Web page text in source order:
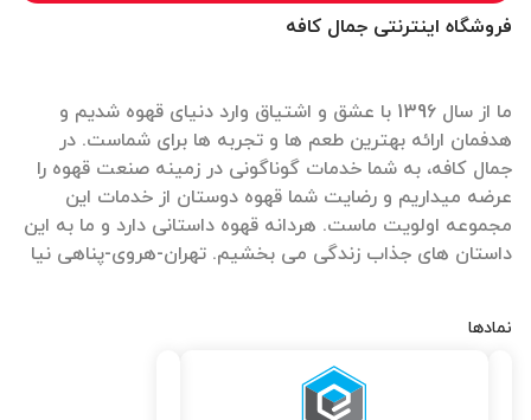
فروشگاه اینترنتی جمال کافه
ما از سال 1396 با عشق و اشتیاق وارد دنیای قهوه شدیم و
هدفمان ارائه بهترین طعم ها و تجربه ها برای شماست. در
جمال کافه، به شما خدمات گوناگونی در زمینه صنعت قهوه را
عرضه میداریم و رضایت شما قهوه دوستان از خدمات این
مجموعه اولویت ماست. هردانه قهوه داستانی دارد و ما به این
داستان های جذاب زندگی می بخشیم. تهران-هروی-پناهی نیا
نمادها